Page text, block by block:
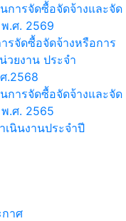
การจัดซื้อจัดจ้างและจัด
.ศ. 2569
รจัดซื้อจัดจ้างหรือการ
ยงาน ประจำ
.2568
การจัดซื้อจัดจ้างและจัด
.ศ. 2565
เนินงานประจำปี
าศ